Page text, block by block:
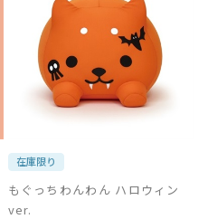
在庫限り
もぐっちわんわん ハロウィン
ver.